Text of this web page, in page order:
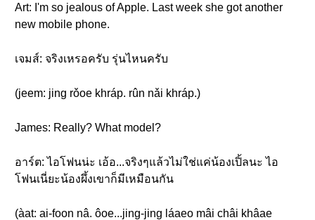
Art: I'm so jealous of Apple. Last week she got another
new mobile phone.
เจมส์: จริงเหรอครับ รุ่นไหนครับ
(jeem: jing rǒoe khráp. rûn nǎi khráp.)
James: Really? What model?
อาร์ต: ไอโฟนน่ะ เอ้อ...จริงๆแล้วไม่ใช่แค่น้องเปิ้ลนะ ไอ
โฟนเนี่ยะน้องผึ้งเขาก็มีเหมือนกัน
(àat: ai-foon nâ. ôoe...jing-jing láaeo mâi châi khâae